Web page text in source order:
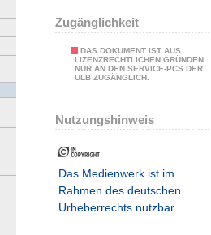
Zugänglichkeit
DAS DOKUMENT IST AUS
LIZENZRECHTLICHEN GRÜNDEN
NUR AN DEN SERVICE-PCS DER
ULB ZUGÄNGLICH.
Nutzungshinweis
Das Medienwerk ist im
Rahmen des deutschen
Urheberrechts nutzbar.